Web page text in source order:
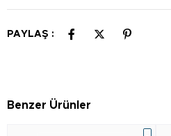
PAYLAŞ :
Benzer Ürünler